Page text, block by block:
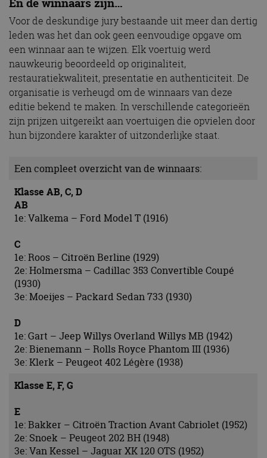
Voor de deskundige jury bestaande uit meer dan dertig
leden was het dan ook geen eenvoudige opgave om
een winnaar aan te wijzen. Elk voertuig werd
nauwkeurig beoordeeld op originaliteit,
restauratiekwaliteit, presentatie en authenticiteit. De
organisatie is verheugd om de winnaars van deze
editie bekend te maken. In verschillende categorieën
zijn prijzen uitgereikt aan voertuigen die opvielen door
hun bijzondere karakter of uitzonderlijke staat.
Een compleet overzicht van de winnaars:
Klasse AB, C, D
AB
1e: Valkema – Ford Model T (1916)
C
1e: Roos – Citroën Berline (1929)
2e: Holmersma – Cadillac 353 Convertible Coupé
(1930)
3e: Moeijes – Packard Sedan 733 (1930)
D
1e: Gart – Jeep Willys Overland Willys MB (1942)
2e: Bienemann – Rolls Royce Phantom III (1936)
3e: Klerk – Peugeot 402 Légère (1938)
Klasse E, F, G
E
1e: Bakker – Citroën Traction Avant Cabriolet (1952)
2e: Snoek – Peugeot 202 BH (1948)
3e: Van Kessel – Jaguar XK 120 OTS (1952)